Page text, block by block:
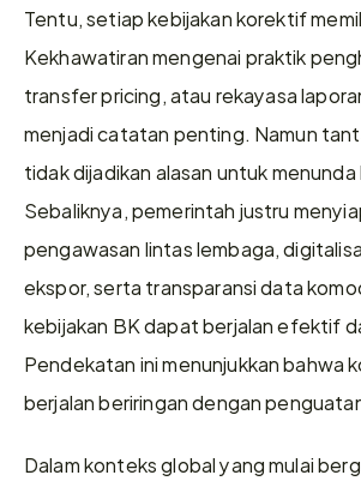
Tentu, setiap kebijakan korektif
Kekhawatiran mengenai praktik
transfer pricing, atau rekayasa
menjadi catatan penting. Namun
tidak dijadikan alasan untuk
Sebaliknya, pemerintah justru
pengawasan lintas lembaga,
ekspor, serta transparansi data
kebijakan BK dapat berjalan efektif
Pendekatan ini menunjukkan bahwa
berjalan beriringan dengan
Dalam konteks global yang mulai